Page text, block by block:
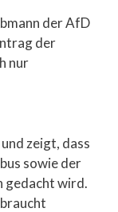
der AfD
der
nur
zeigt, dass
sowie der
gedacht wird.